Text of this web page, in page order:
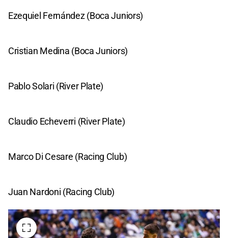
Ezequiel Fernández (Boca Juniors)
Cristian Medina (Boca Juniors)
Pablo Solari (River Plate)
Claudio Echeverri (River Plate)
Marco Di Cesare (Racing Club)
Juan Nardoni (Racing Club)